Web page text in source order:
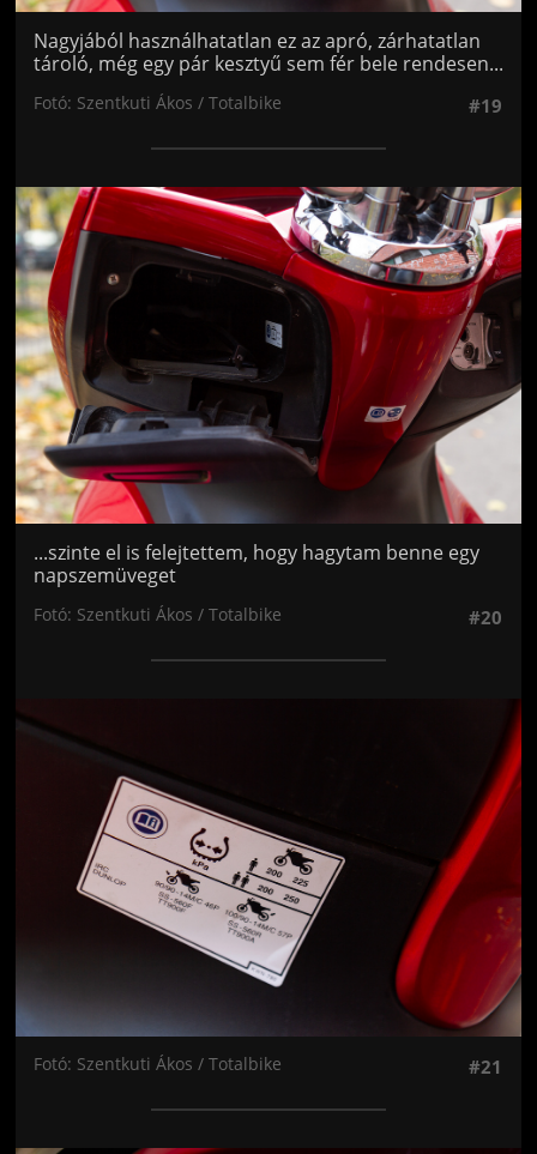
Nagyjából használhatatlan ez az apró, zárhatatlan
tároló, még egy pár kesztyű sem fér bele rendesen...
Fotó: Szentkuti Ákos / Totalbike #19
Jön még kép!
...szinte el is felejtettem, hogy hagytam benne egy
napszemüveget
Fotó: Szentkuti Ákos / Totalbike #20
Fotó: Szentkuti Ákos / Totalbike #21